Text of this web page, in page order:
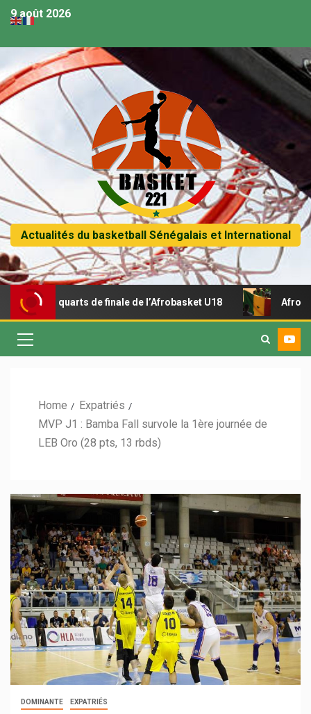
9 août 2026
Actualités du basketball Sénégalais et International
quarts de finale de l’Afrobasket U18 Afrobasket
Home
Expatriés
MVP J1 : Bamba Fall survole la 1ère journée de
LEB Oro (28 pts, 13 rbds)
DOMINANTE EXPATRIÉS